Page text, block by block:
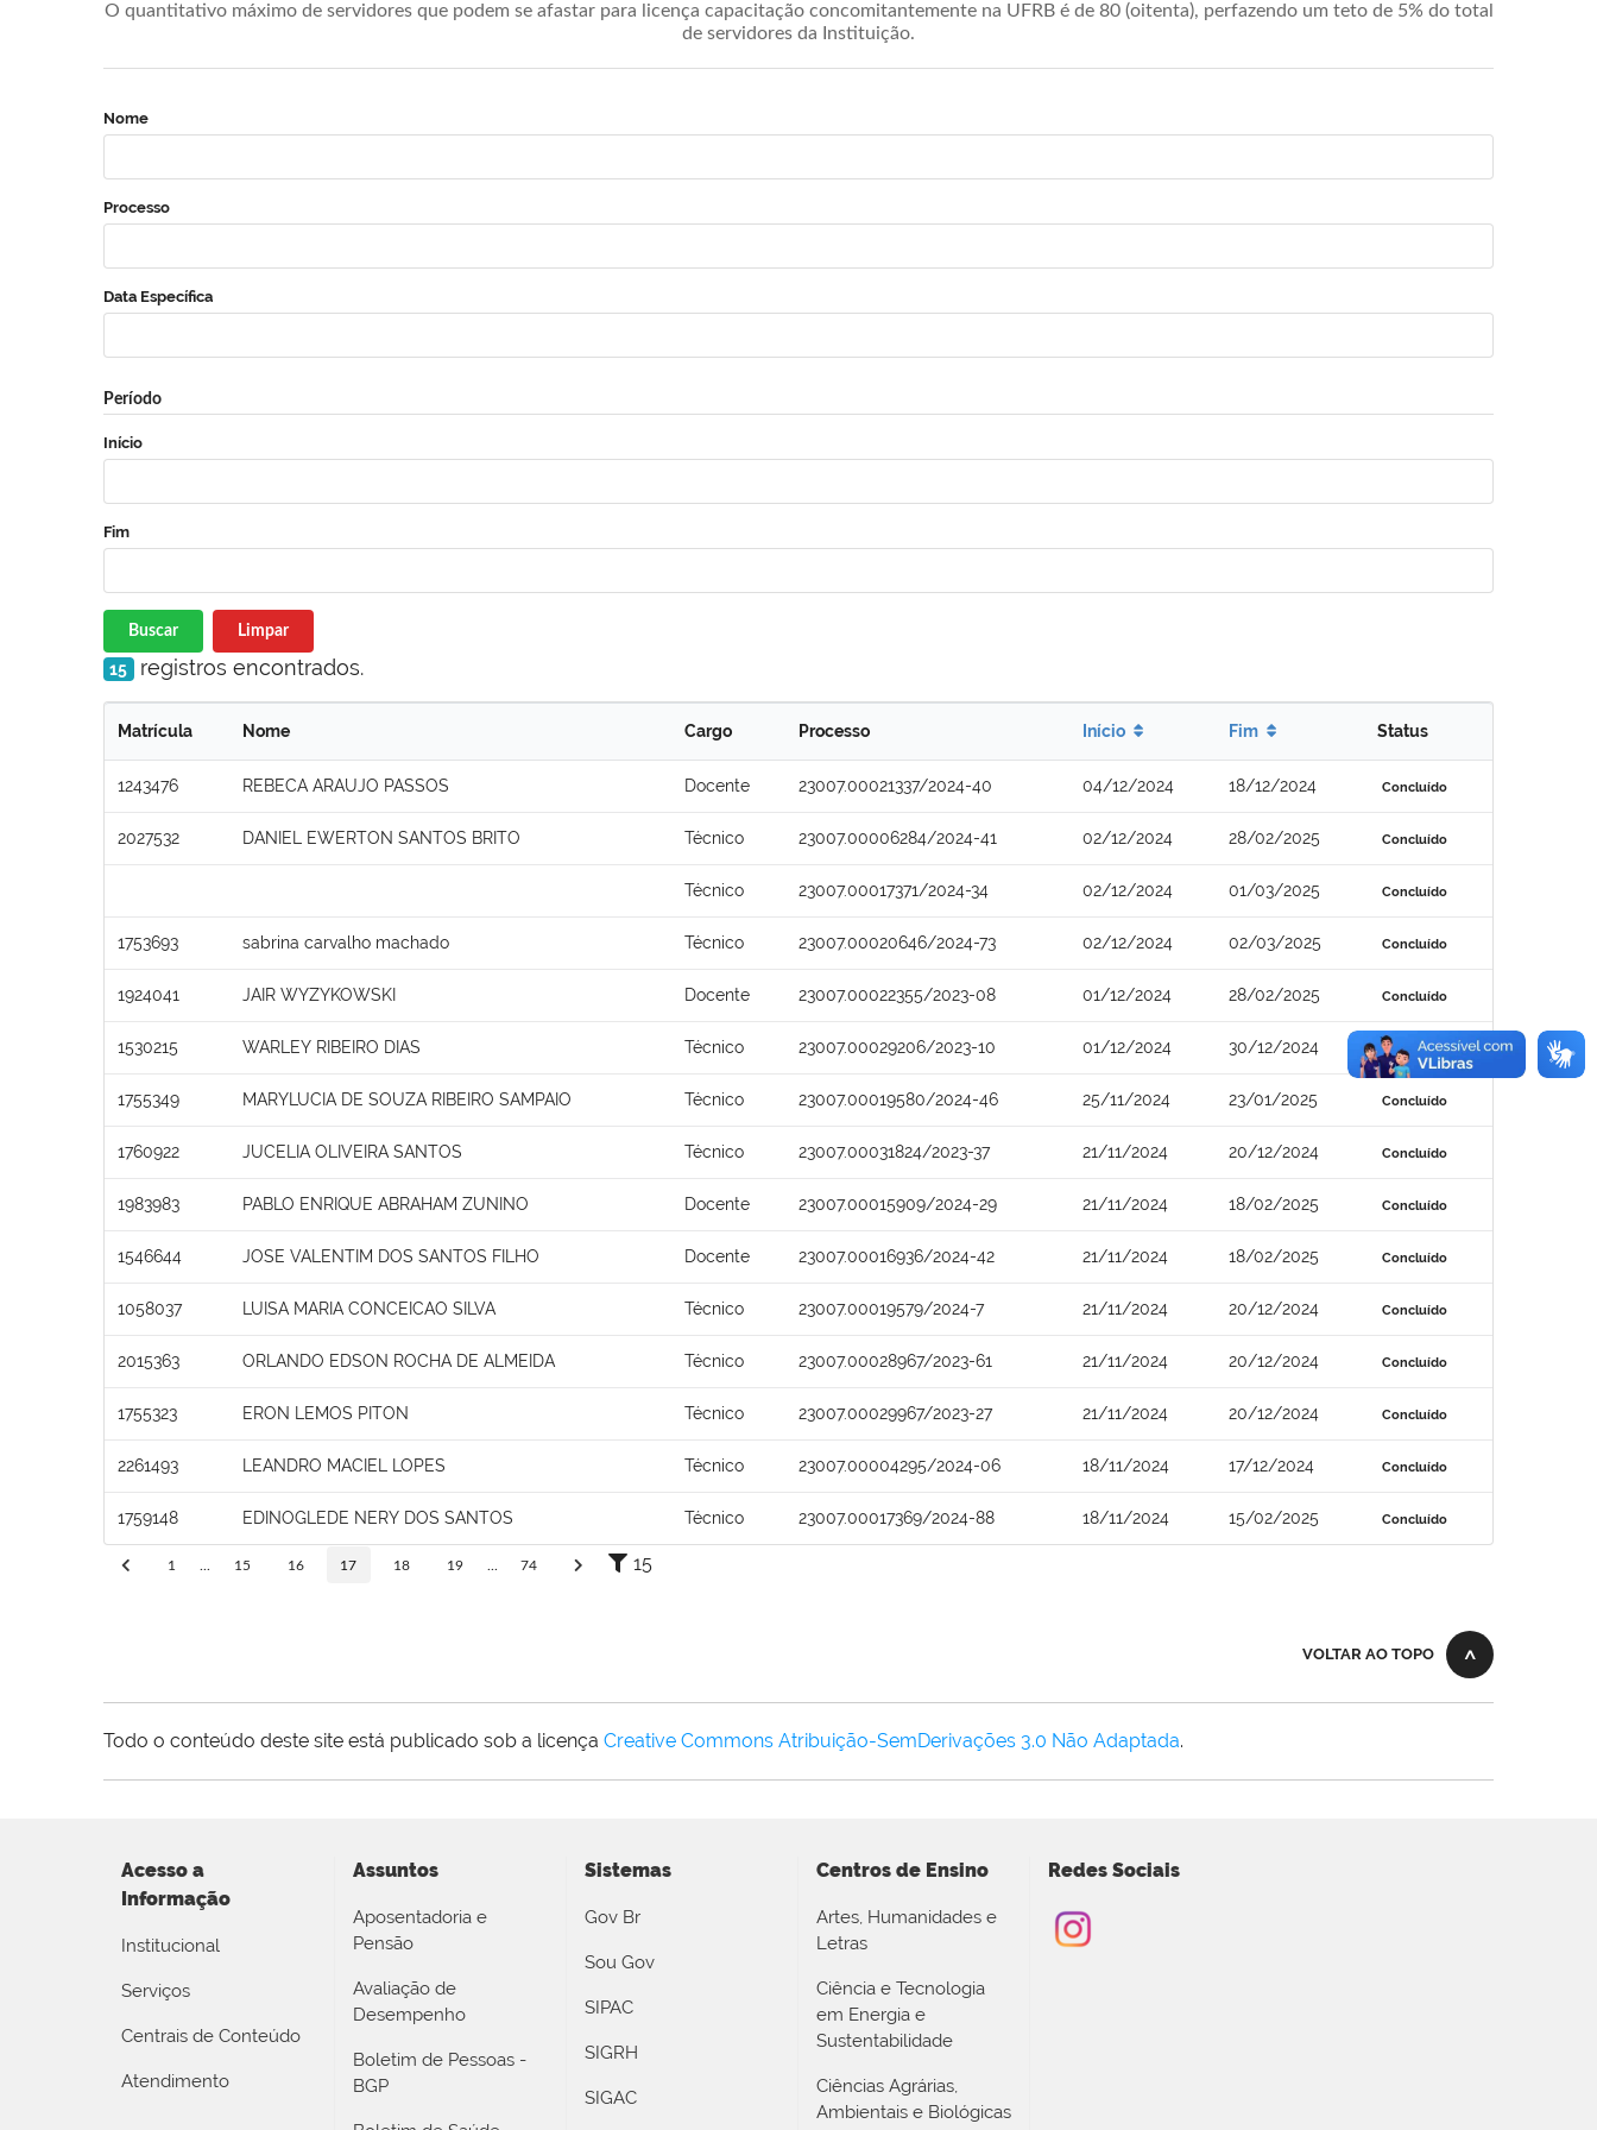
O quantitativo máximo de servidores que podem se afastar para licença capacitação concomitantemente na UFRB é de 80 (oitenta), perfazendo um teto de 5% do total
de servidores da Instituição.
Nome
Processo
Data Específica
Período
Início
Fim
Buscar Limpar
15 registros encontrados.
Matrícula Nome Cargo Processo Início Fim Status
1243476 REBECA ARAUJO PASSOS Docente 23007.00021337/2024-40 04/12/2024 18/12/2024 Concluído
2027532 DANIEL EWERTON SANTOS BRITO Técnico 23007.00006284/2024-41 02/12/2024 28/02/2025 Concluído
Técnico 23007.00017371/2024-34 02/12/2024 01/03/2025 Concluído
1753693 sabrina carvalho machado Técnico 23007.00020646/2024-73 02/12/2024 02/03/2025 Concluído
1924041 JAIR WYZYKOWSKI Docente 23007.00022355/2023-08 01/12/2024 28/02/2025 Concluído
1530215 WARLEY RIBEIRO DIAS Técnico 23007.00029206/2023-10 01/12/2024 30/12/2024 Concluído
1755349 MARYLUCIA DE SOUZA RIBEIRO SAMPAIO Técnico 23007.00019580/2024-46 25/11/2024 23/01/2025 Concluído
1760922 JUCELIA OLIVEIRA SANTOS Técnico 23007.00031824/2023-37 21/11/2024 20/12/2024 Concluído
1983983 PABLO ENRIQUE ABRAHAM ZUNINO Docente 23007.00015909/2024-29 21/11/2024 18/02/2025 Concluído
1546644 JOSE VALENTIM DOS SANTOS FILHO Docente 23007.00016936/2024-42 21/11/2024 18/02/2025 Concluído
1058037 LUISA MARIA CONCEICAO SILVA Técnico 23007.00019579/2024-7 21/11/2024 20/12/2024 Concluído
2015363 ORLANDO EDSON ROCHA DE ALMEIDA Técnico 23007.00028967/2023-61 21/11/2024 20/12/2024 Concluído
1755323 ERON LEMOS PITON Técnico 23007.00029967/2023-27 21/11/2024 20/12/2024 Concluído
2261493 LEANDRO MACIEL LOPES Técnico 23007.00004295/2024-06 18/11/2024 17/12/2024 Concluído
1759148 EDINOGLEDE NERY DOS SANTOS Técnico 23007.00017369/2024-88 18/11/2024 15/02/2025 Concluído
1 15 16 17 18 19 74 15
VOLTAR AO TOPO
Todo o conteúdo deste site está publicado sob a licença Creative Commons Atribuição-SemDerivações 3.0 Não Adaptada.
Acesso a
Informação
Institucional
Serviços
Centrais de Conteúdo
Atendimento
Assuntos
Aposentadoria e
Pensão
Avaliação de
Desempenho
Boletim de Pessoas -
BGP
Sistemas
Gov Br
Sou Gov
SIPAC
SIGRH
SIGAC
Centros de Ensino
Artes, Humanidades e
Letras
Ciência e Tecnologia
em Energia e
Sustentabilidade
Ciências Agrárias,
Ambientais e Biológicas
Redes Sociais